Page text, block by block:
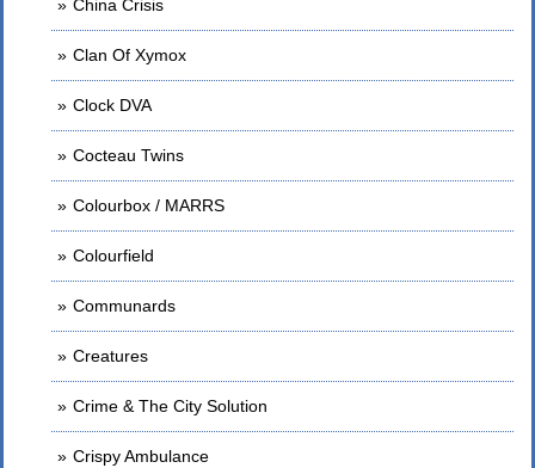
China Crisis
Clan Of Xymox
Clock DVA
Cocteau Twins
Colourbox / MARRS
Colourfield
Communards
Creatures
Crime & The City Solution
Crispy Ambulance